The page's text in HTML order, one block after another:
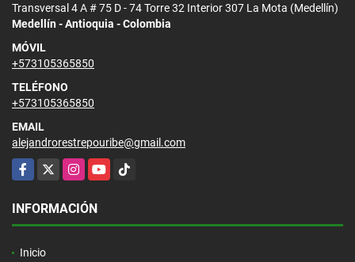
Transversal 4 A # 75 D - 74 Torre 32 Interior 307 La Mota (Medellín)
Medellín - Antioquia - Colombia
MÓVIL
+573105365850
TELÉFONO
+573105365850
EMAIL
alejandrorestrepouribe@gmail.com
Facebook
X InstagramYouTubeTikTok
INFORMACIÓN
Inicio